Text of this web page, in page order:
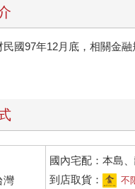
民國97年12月底，相關金
灣
國內宅配：本島
到店取貨：
不